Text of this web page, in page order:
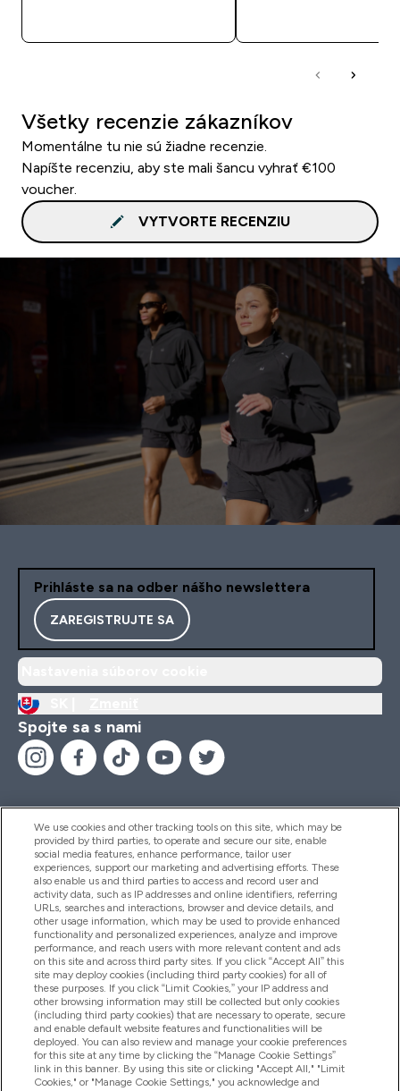
Všetky recenzie zákazníkov
Momentálne tu nie sú žiadne recenzie.
Napíšte recenziu, aby ste mali šancu vyhrať €100
voucher.
VYTVORTE RECENZIU
Prihláste sa na odber nášho newslettera
ZAREGISTRUJTE SA
Spojte sa s nami
Pomoc & Informácie
Produkty
Informácie O Spoločnosti
Vernosť & Odmeny
We use cookies and other tracking tools on this site, which may be
provided by third parties, to operate and secure our site, enable
social media features, enhance performance, tailor user
experiences, support our marketing and advertising efforts. These
also enable us and third parties to access and record user and
activity data, such as IP addresses and online identifiers, referring
URLs, searches and interactions, browser and device details, and
other usage information, which may be used to provide enhanced
functionality and personalized experiences, analyze and improve
performance, and reach users with more relevant content and ads
on this site and across third party sites. If you click “Accept All” this
site may deploy cookies (including third party cookies) for all of
these purposes. If you click “Limit Cookies,” your IP address and
other browsing information may still be collected but only cookies
(including third party cookies) that are necessary to operate, secure
and enable default website features and functionalities will be
deployed. You can also review and manage your cookie preferences
for this site at any time by clicking the “Manage Cookie Settings”
link in this banner. By using this site or clicking "Accept All," "Limit
Cookies," or "Manage Cookie Settings," you acknowledge and